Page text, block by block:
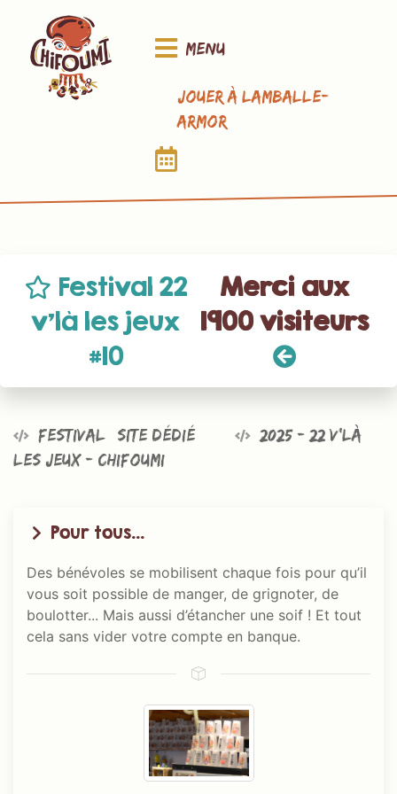
Menu
Jouer à Lamballe-
Armor
Festival 22
v’là les jeux
#10
Merci aux
1900 visiteurs
Festival @site dédié
2025 - 22 v’là
les jeux - Chifoumi
Pour tous...
Des bénévoles se mobilisent chaque fois pour qu’il
vous soit possible de manger, de grignoter, de
boulotter... Mais aussi d’étancher une soif ! Et tout
cela sans vider votre compte en banque.